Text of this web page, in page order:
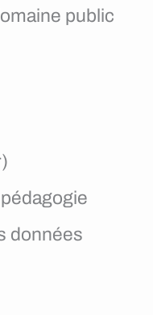
public
données